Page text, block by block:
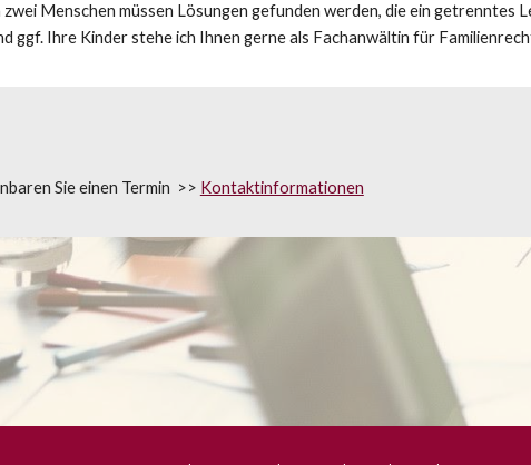
Menschen müssen Lösungen gefunden werden, die ein getrenntes
ggf. Ihre Kinder stehe ich Ihnen gerne als Fachanwältin für
Sie einen Termin >> Kontaktinformationen